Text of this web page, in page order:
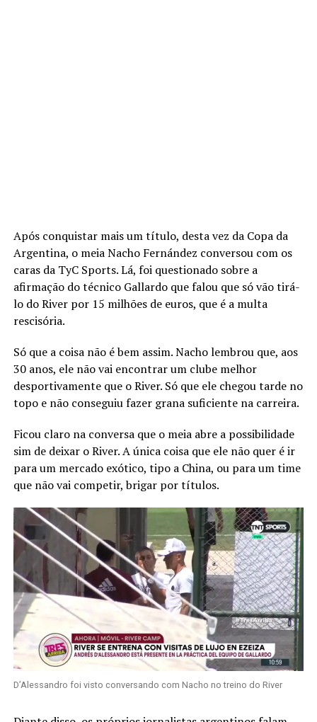
Após conquistar mais um título, desta vez da Copa da
Argentina, o meia Nacho Fernández conversou com os
caras da TyC Sports. Lá, foi questionado sobre a
afirmação do técnico Gallardo que falou que só vão tirá-
lo do River por 15 milhões de euros, que é a multa
rescisória.
Só que a coisa não é bem assim. Nacho lembrou que, aos
30 anos, ele não vai encontrar um clube melhor
desportivamente que o River. Só que ele chegou tarde no
topo e não conseguiu fazer grana suficiente na carreira.
Ficou claro na conversa que o meia abre a possibilidade
sim de deixar o River. A única coisa que ele não quer é ir
para um mercado exótico, tipo a China, ou para um time
que não vai competir, brigar por títulos.
D’Alessandro foi visto conversando com Nacho no treino do River